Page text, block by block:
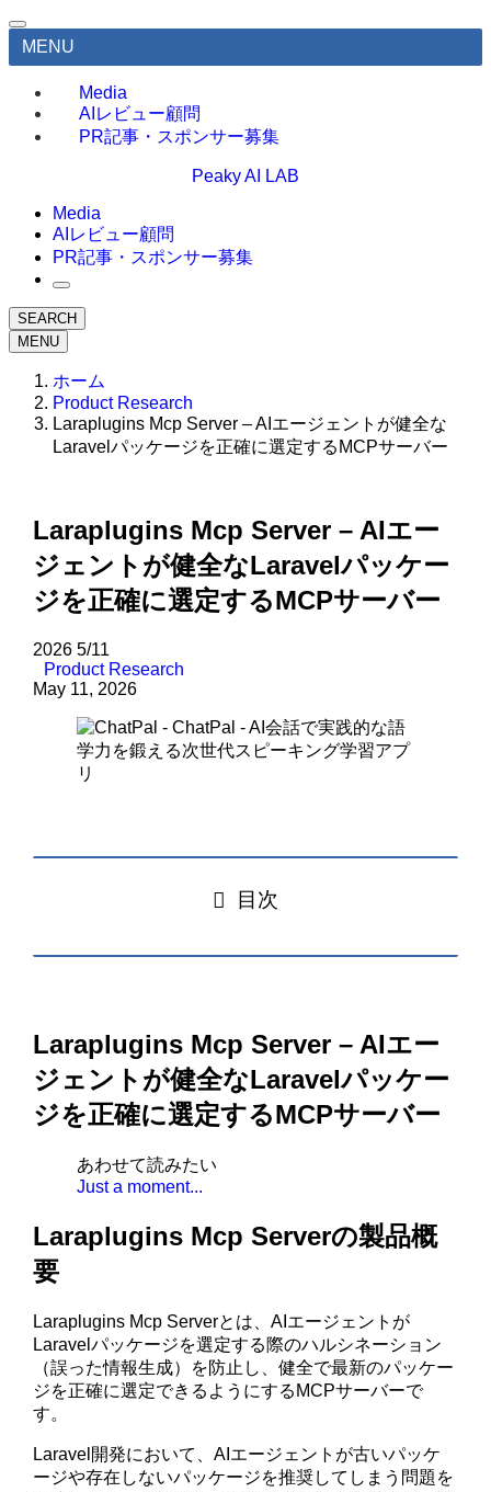
MENU
Media
AIレビュー顧問
PR記事・スポンサー募集
Peaky AI LAB
Media
AIレビュー顧問
PR記事・スポンサー募集
SEARCH
MENU
ホーム
Product Research
Laraplugins Mcp Server – AIエージェントが健全な
Laravelパッケージを正確に選定するMCPサーバー
Laraplugins Mcp Server – AIエー
ジェントが健全なLaravelパッケー
ジを正確に選定するMCPサーバー
2026 5/11
Product Research
May 11, 2026
目次
Laraplugins Mcp Server – AIエー
ジェントが健全なLaravelパッケー
ジを正確に選定するMCPサーバー
あわせて読みたい
Just a moment...
Laraplugins Mcp Serverの製品概
要
Laraplugins Mcp Serverとは、AIエージェントが
Laravelパッケージを選定する際のハルシネーション
（誤った情報生成）を防止し、健全で最新のパッケー
ジを正確に選定できるようにするMCPサーバーで
す。
Laravel開発において、AIエージェントが古いパッケ
ージや存在しないパッケージを推奨してしまう問題を